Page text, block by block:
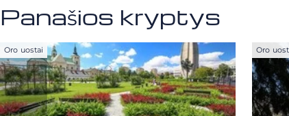
Panašios kryptys
Oro uostai Oro